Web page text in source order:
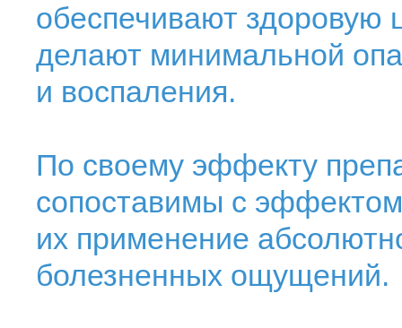
обеспечивают здоровую
делают минимальной
и воспаления.
По своему эффекту
сопоставимы с
их применение
болезненных ощущений.